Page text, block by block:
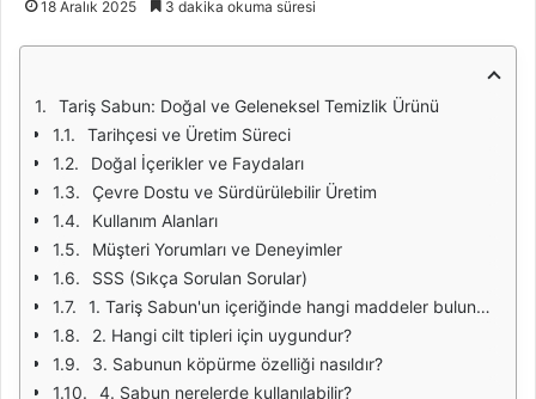
18 Aralık 2025 3 dakika okuma süresi
Tariş Sabun: Doğal ve Geleneksel Temizlik Ürünü
Tarihçesi ve Üretim Süreci
Doğal İçerikler ve Faydaları
Çevre Dostu ve Sürdürülebilir Üretim
Kullanım Alanları
Müşteri Yorumları ve Deneyimler
SSS (Sıkça Sorulan Sorular)
1. Tariş Sabun'un içeriğinde hangi maddeler bulunmaktadır?
2. Hangi cilt tipleri için uygundur?
3. Sabunun köpürme özelliği nasıldır?
4. Sabun nerelerde kullanılabilir?